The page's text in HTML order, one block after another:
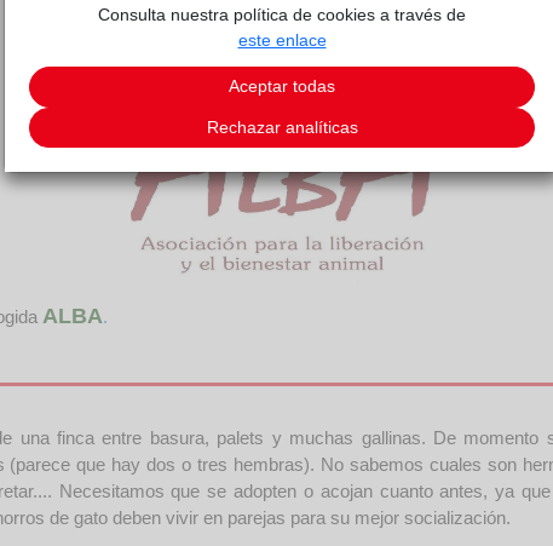
ALBA.
una finca entre basura, palets y muchas gallinas. De
(parece que hay dos o tres hembras). No sabemos cuales son
Necesitamos que se adopten o acojan cuanto antes, ya
de gato deben vivir en parejas para su mejor socialización.
Consulta nuestra política de cookies a través de
este enlace
Aceptar todas
Rechazar analíticas